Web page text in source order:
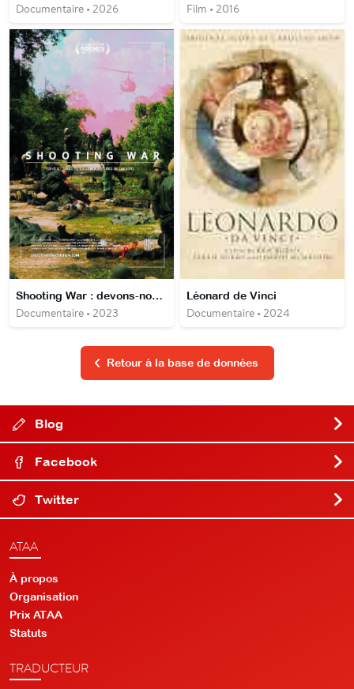
Documentaire • 2026 Film • 2016
Shooting War : devons-nous fermer les yeux ?
Documentaire • 2023
Léonard de Vinci
Documentaire • 2024
Retour à la base de données
Blog
Facebook
Twitter
ATAA
À propos
Organisation
Prix ATAA
Statuts
TRADUCTEUR